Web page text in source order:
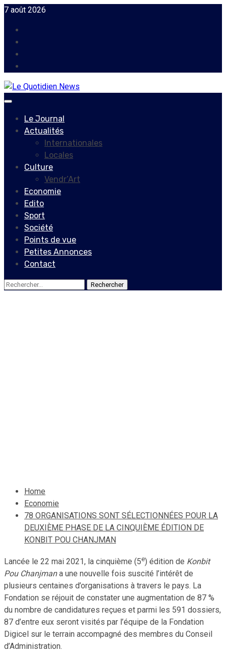
Skip
content
7 août 2026
Primary
Le Journal
Actualités
Internationales
Locales
Culture
Vendr’Art
Economie
Edito
Sport
Société
Points de vue
Petites Annonces
Contact
Rechercher :
Home
Economie
78 ORGANISATIONS SONT SÉLECTIONNÉES POUR LA
DEUXIÈME PHASE DE LA CINQUIÈME ÉDITION DE
KONBIT POU CHANJMAN
Lancée le 22 mai 2021, la cinquième (5e) édition de Konbit
Pou Chanjmana une nouvelle fois suscité l’intérêt de
plusieurs centaines d’organisations à travers le pays. La
Fondation se réjouit de constater une augmentation de 87 %
du nombre de candidatures reçues et parmi les 591 dossiers,
87 d’entre eux seront visités par l’équipe de la Fondation
Digicel sur le terrain accompagné des membres du Conseil
d’Administration.